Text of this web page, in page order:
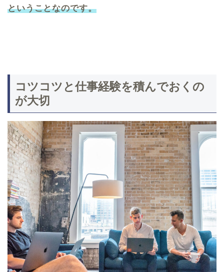
ということなのです。
コツコツと仕事経験を積んでおくの
が大切